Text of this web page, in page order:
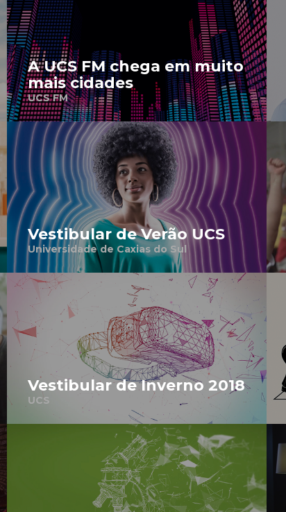
A UCS FM chega em muito
mais cidades
UCS FM
Vestibular de Verão UCS
Universidade de Caxias do Sul
Vestibular de Inverno 2018
UCS